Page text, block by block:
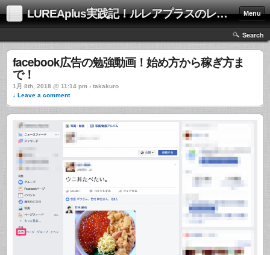
LUREAplus実践記！ルレアプラスのレビューサイト！ Menu
Search
facebook広告の勉強動画！始め方から稼ぎ方ま
で！
1月 8th, 2018 @ 11:14 pm › takakuro
↓ Leave a comment